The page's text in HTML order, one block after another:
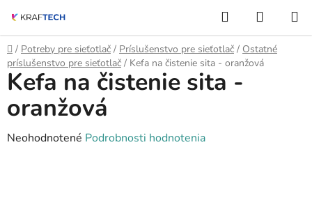
obsah
Hľadať
KOŠÍK
Domov
/ Potreby pre sieťotlač / Príslušenstvo pre sieťotlač / Ostatné
príslušenstvo pre sieťotlač / Kefa na čistenie sita - oranžová
Kefa na čistenie sita -
oranžová
Priemerné
Neohodnotené Podrobnosti hodnotenia